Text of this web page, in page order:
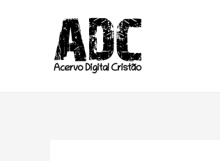
conteúdo